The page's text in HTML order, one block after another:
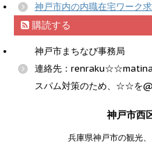
神戸市内の内職在宅ワーク
購読する
神戸市まちなび事務局
連絡先：
スパム対策のため、☆☆を@
神戸市西
兵庫県神戸市の観光